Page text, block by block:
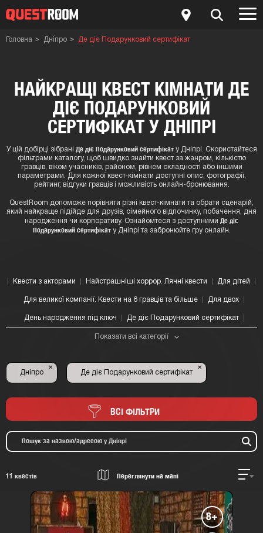
Головна Дніпро Де діє Подарунковий сертифікат
НАЙКРАЩІ КВЕСТ КІМНАТИ ДЕ
ДІЄ ПОДАРУНКОВИЙ
СЕРТИФІКАТ У ДНІПРІ
У цій добірці зібрані Де діє Подарунковий сертифікату Дніпрі. Скористайтеся
фільтрами каталогу, щоб швидко знайти квест за жанром, кількістю
гравців, віком учасників, районом, рівнем складності або іншими
параметрами. Для кожної квест-кімнати доступні опис, фотографії,
рейтинг, відгуки гравців і можливість онлайн-бронювання.
QuestRoom допоможе порівняти різні квест-кімнати та обрати сценарій,
який найкраще підійде для друзів, сімейного відпочинку, побачення, дня
народження чи корпоративу. Ознайомтеся з доступними Де діє
Подарунковий сертифікату Дніпрі та забронюйте гру онлайн.
Квести з акторами Найстрашніші хоррор. Лячні квести Для дітей
Для великої компанії. Квести на 6 гравців та більше Для двох
День народження під ключ Де діє Подарунковий сертифікат
Показати всі категорії
Дніпро
×
Де діє Подарунковий сертифікат
×
ВСІ ФІЛЬТРИ
11 квестів Переглянути на мапі
8+